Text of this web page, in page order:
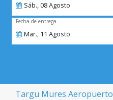
Sáb.,08Agosto
Fecha de entrega
Mar., 11 Agosto
Targu Mures Aeropuerto